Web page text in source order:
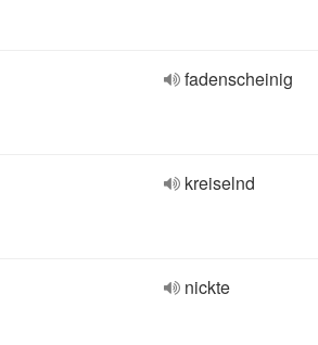
fadenscheinig
kreiselnd
nickte